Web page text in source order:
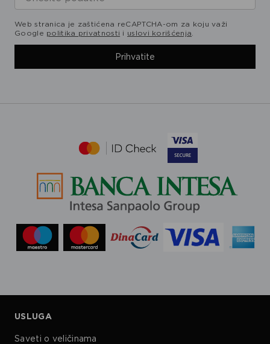
Web stranica je zaštićena reCAPTCHA-om za koju važi
Google politika privatnosti i uslovi korišćenja.
Prihvatite
USLUGA
Saveti o veličinama